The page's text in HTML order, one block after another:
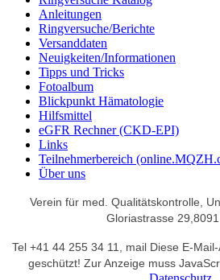
Anleitungen
Ringversuche/Berichte
Versanddaten
Neuigkeiten/Informationen
Tipps und Tricks
Fotoalbum
Blickpunkt Hämatologie
Hilfsmittel
eGFR Rechner (CKD-EPI)
Links
Teilnehmerbereich
Über uns
Verein für med. Qualitätskontrolle,
Gloriastrasse 29,
Tel +41 44 255 34 11, mail Diese E-
geschützt! Zur Anzeige muss